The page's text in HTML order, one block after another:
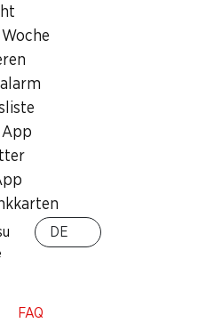
App
DE
Filialen
Filialsuche
Neue Standorte
FAQ